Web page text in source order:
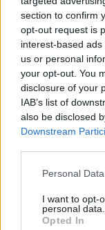
section to confirm
opt-out request is
interest-based
us or personal
your opt-out. You
disclosure of your
IAB’s list of
also be disclosed
Downstream
Personal
I want to opt-
personal data.
Opted In